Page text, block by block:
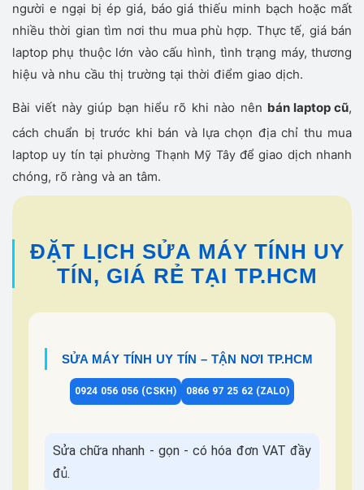
người e ngại bị ép giá, báo giá thiếu minh bạch hoặc mất
nhiều thời gian tìm nơi thu mua phù hợp. Thực tế, giá bán
laptop phụ thuộc lớn vào cấu hình, tình trạng máy, thương
hiệu và nhu cầu thị trường tại thời điểm giao dịch.
Bài viết này giúp bạn hiểu rõ khi nào nên bán laptop cũ,
cách chuẩn bị trước khi bán và lựa chọn địa chỉ thu mua
laptop uy tín tại phường Thạnh Mỹ Tâyđể giao dịch nhanh
chóng, rõ ràng và an tâm.
ĐẶT LỊCH SỬA MÁY TÍNH UY
TÍN, GIÁ RẺ TẠI TP.HCM
SỬA MÁY TÍNH UY TÍN – TẬN NƠI TP.HCM
0924 056 056 (CSKH) 0866 97 25 62 (ZALO)
Sửa chữa nhanh - gọn - có hóa đơn VAT đầy
đủ.